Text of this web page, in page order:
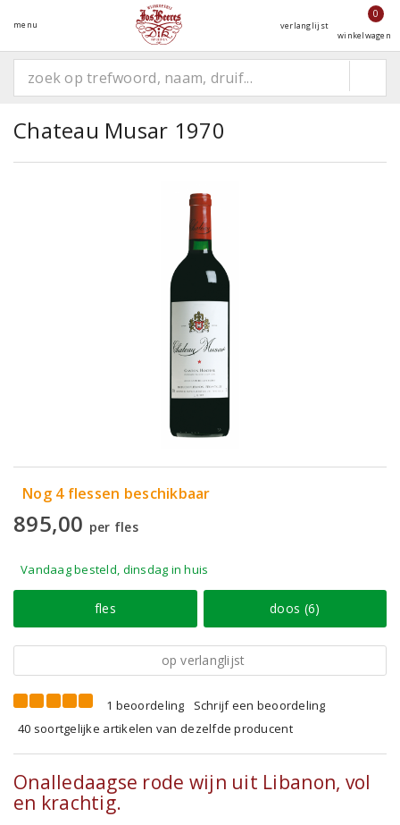
menu verlanglijst
0
winkelwagen
Chateau Musar 1970
Nog 4 flessen beschikbaar
895,00 per fles
Vandaag besteld, dinsdag in huis
fles doos (6)
op verlanglijst
1 beoordeling
Schrijf een beoordeling
40 soortgelijke artikelen van dezelfde producent
Onalledaagse rode wijn uit Libanon, vol
en krachtig.